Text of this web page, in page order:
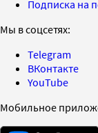
Подписка на
Мы в соцсетях:
Telegram
ВКонтакте
YouTube
Мобильное